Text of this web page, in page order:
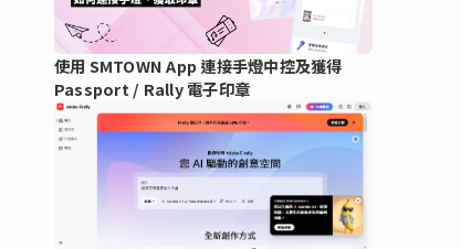
使用 SMTOWN App 連接手燈中控及獲得
Passport / Rally 電子印章